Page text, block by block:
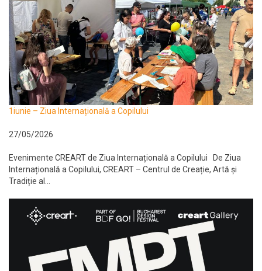
1iunie – Ziua Internațională a Copilului
27/05/2026
Evenimente CREART de Ziua Internațională a Copilului De Ziua
Internațională a Copilului, CREART – Centrul de Creație, Artă și
Tradiție al...